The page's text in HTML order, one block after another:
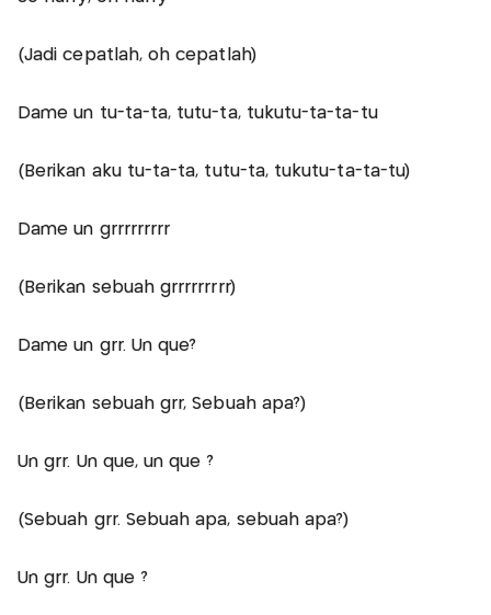
(Jadi cepatlah, oh cepatlah)
Dame un tu-ta-ta, tutu-ta, tukutu-ta-ta-tu
(Berikan aku tu-ta-ta, tutu-ta, tukutu-ta-ta-tu)
Dame un grrrrrrrrr
(Berikan sebuah grrrrrrrrr)
Dame un grr. Un que?
(Berikan sebuah grr, Sebuah apa?)
Un grr. Un que, un que ?
(Sebuah grr. Sebuah apa, sebuah apa?)
Un grr. Un que ?